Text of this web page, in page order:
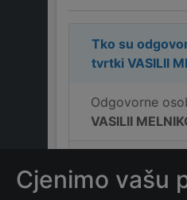
Tko su
tvrtki VASILII
Odgovorne
VASILII
MELNIKOV?
Cjenimo vašu